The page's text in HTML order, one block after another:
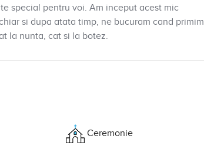
special pentru voi. Am inceput acest mic
si dupa atata timp, ne bucuram cand primim
la nunta, cat si la botez.
Ceremonie